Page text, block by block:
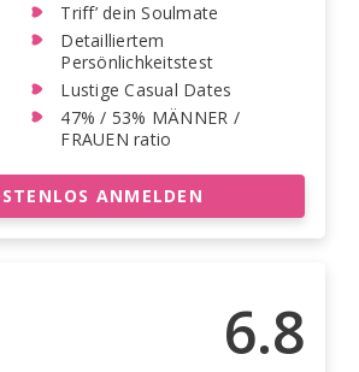
Triff’ dein Soulmate
Detailliertem
Persönlichkeitstest
Lustige Casual Dates
47% / 53% MÄNNER /
FRAUEN ratio
ANMELDEN
6.8